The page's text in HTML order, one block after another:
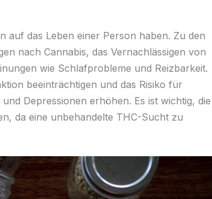
auf das Leben einer Person haben. Zu den
nach Cannabis, das Vernachlässigen von
wie Schlafprobleme und Reizbarkeit.
beeinträchtigen und das Risiko für
Depressionen erhöhen. Es ist wichtig, die
da eine unbehandelte THC-Sucht zu